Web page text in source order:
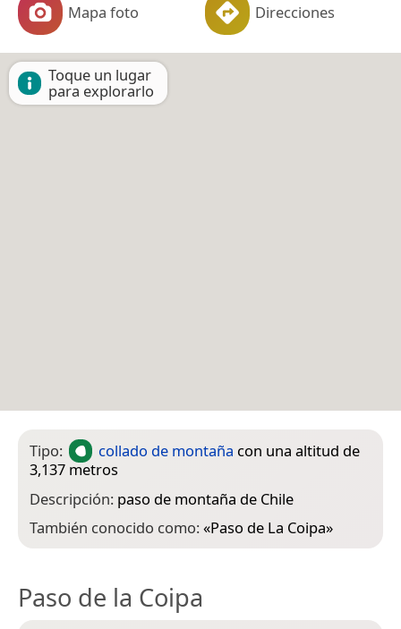
Mapa foto Direcciones
Toque un lugar
para explorarlo
Tipo: collado de montaña con una altitud de
3,137 metros
Descripción: paso de montaña de Chile
También conocido como:«Paso de La Coipa»
Paso de la Coipa